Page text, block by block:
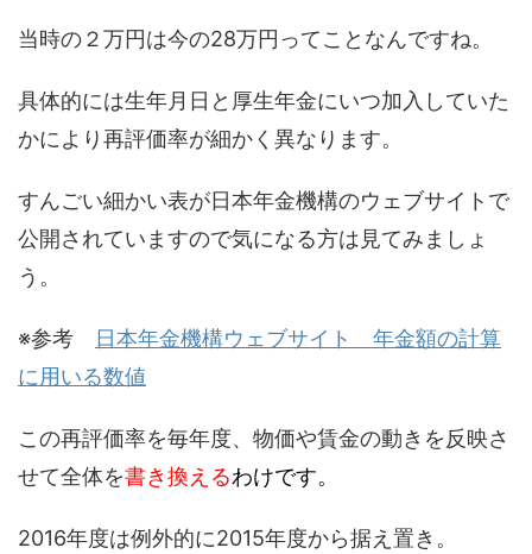
当時の２万円は今の28万円ってことなんですね。
具体的には生年月日と厚生年金にいつ加入していた
かにより再評価率が細かく異なります。
すんごい細かい表が日本年金機構のウェブサイトで
公開されていますので気になる方は見てみましょ
う。
※参考
日本年金機構ウェブサイト 年金額の計算
に用いる数値
この再評価率を毎年度、物価や賃金の動きを反映さ
せて全体を書き換えるわけです。
2016年度は例外的に2015年度から据え置き。